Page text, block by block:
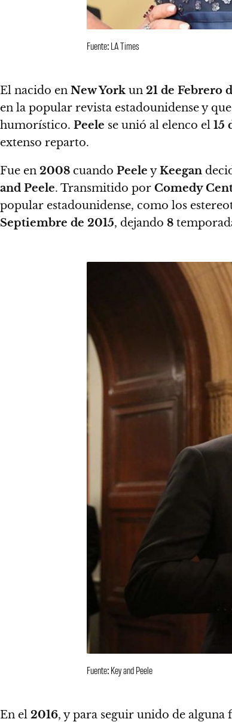
Fuente: LA Times
El nacido en New York un 21 de Febrero
en la popular revista estadounidensey
humorístico. Peele se unió al elenco el 15
extenso reparto.
Fue en 2008 cuando Peele yKeegan
and Peele. Transmitido por Comedy
popular estadounidense, como los
Septiembre de 2015, dejando 8
Fuente: Key and Peele
En el 2016, y para seguir unido de alguna